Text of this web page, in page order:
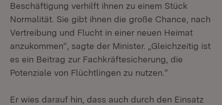
Beschäftigung verhilft ihnen zu einem Stück
Normalität. Sie gibt ihnen die große Chance, nach
Vertreibung und Flucht in einer neuen Heimat
anzukommen“, sagte der Minister. „Gleichzeitig ist
es ein Beitrag zur Fachkräftesicherung, die
Potenziale von Flüchtlingen zu nutzen.“
Er wies darauf hin, dass auch durch den Einsatz